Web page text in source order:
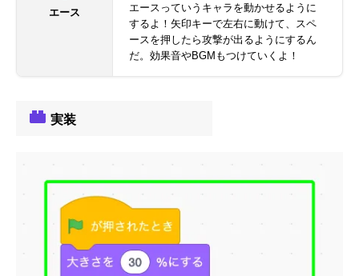
エース
エースっていうキャラを動かせるように
するよ！矢印キーで左右に動けて、スペ
ースを押したら攻撃が出るようにするん
だ。効果音やBGMもつけていくよ！
実装